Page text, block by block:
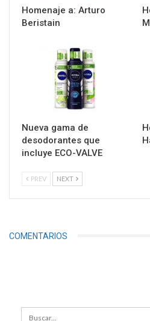
Homenaje a: Arturo
Beristain
Nueva gama de
desodorantes que
incluye ECO-VALVE
PREV NEXT
COMENTARIOS